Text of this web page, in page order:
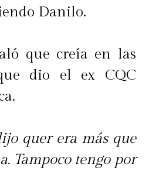
Danilo.
que creía en las
dio el ex CQC
quer era más que
Tampoco tengo por